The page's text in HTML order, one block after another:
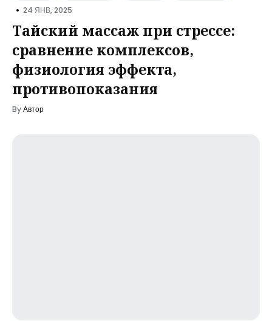
• 24 ЯНВ, 2025
Тайский массаж при стрессе:
сравнение комплексов,
физиология эффекта,
противопоказания
ByАвтор